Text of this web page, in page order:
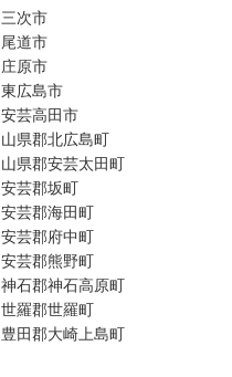
三次市
尾道市
庄原市
東広島市
安芸高田市
山県郡北広島町
山県郡安芸太田町
安芸郡坂町
安芸郡海田町
安芸郡府中町
安芸郡熊野町
神石郡神石高原町
世羅郡世羅町
豊田郡大崎上島町